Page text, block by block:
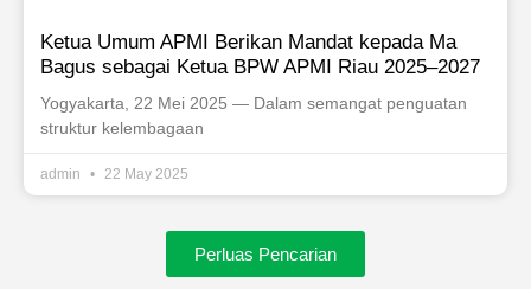
Ketua Umum APMI Berikan Mandat kepada Ma
Bagus sebagai Ketua BPW APMI Riau 2025–2027
Yogyakarta, 22 Mei 2025 — Dalam semangat penguatan
struktur kelembagaan
admin 22 May 2025
Perluas Pencarian